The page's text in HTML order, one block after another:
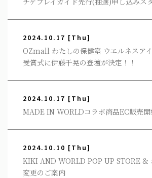
2024.10.17 [Thu]
OZmall わたしの保健室 ウエルネスア
受賞式に伊藤千晃の登壇が決定！！
2024.10.17 [Thu]
MADE IN WORLDコラボ商品EC販売開
2024.10.10 [Thu]
KIKI AND WORLD POP UP STORE
変更のご案内